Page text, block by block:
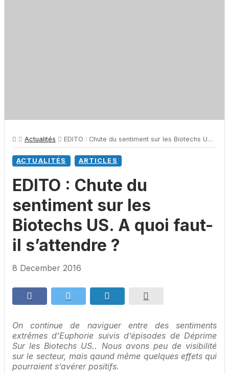
Actualités EDITO : Chute du sentiment sur les Biotechs US. A quoi faut-il s’attendre ?
ACTUALITÉS ARTICLES
EDITO : Chute du
sentiment sur les
Biotechs US. A quoi faut-
il s’attendre ?
8 December 2016
On continue de naviguer entre des sentiments
extrêmes d’Euphorie suivis d’épisodes de Déprime
Sur les Biotechs US.. Nous avons peu de visibilité
sur le secteur, mais qaund même quelques effets qui
pourraient s’avérer positifs.